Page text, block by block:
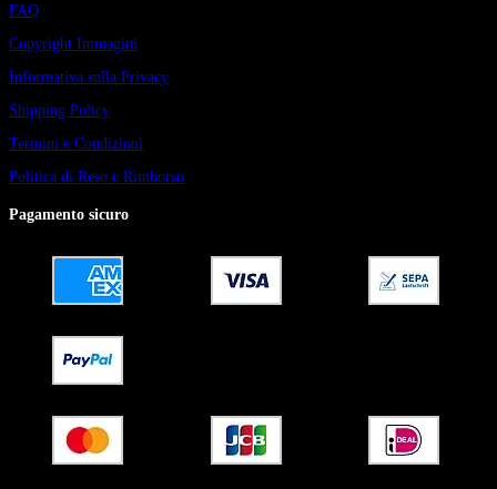
FAQ
Copyright Immagini
Informativa sulla Privacy
Shipping Policy
Termini e Condizioni
Politica di Reso e Rimborso
Pagamento sicuro